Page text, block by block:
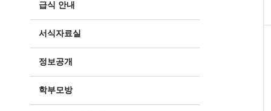
급식 안내
서식자료실
정보공개
학부모방